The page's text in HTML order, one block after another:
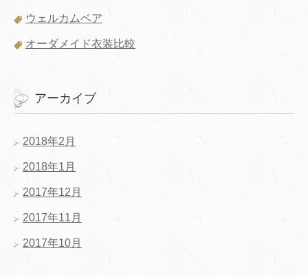
ウェルカムベア
オーダメイド衣装比較
アーカイブ
2018年2月
2018年1月
2017年12月
2017年11月
2017年10月